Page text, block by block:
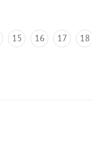
15 16 17 18